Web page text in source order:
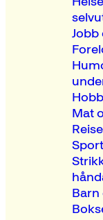
Jobb
Mat
Reise